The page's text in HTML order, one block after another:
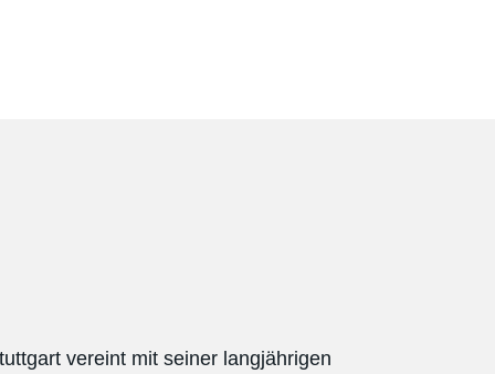
vereint mit seiner langjährigen